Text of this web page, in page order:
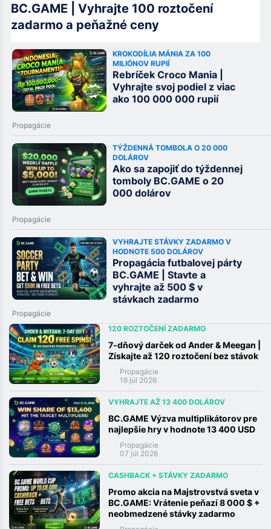
BC.GAME | Vyhrajte 100 roztočení
zadarmo a peňažné ceny
KROKODÍLIA MÁNIA ZA 100
MILIÓNOV RUPIÍ
Rebríček Croco Mania |
Vyhrajte svoj podiel z viac
ako 100 000 000 rupií
Propagácie
TÝŽDENNÁ TOMBOLA O 20 000
DOLÁROV
Ako sa zapojiť do týždennej
tomboly BC.GAME o 20
000 dolárov
Propagácie
VYHRAJTE STÁVKY ZADARMO V
HODNOTE 500 DOLÁROV
Propagácia futbalovej párty
BC.GAME | Stavte a
vyhrajte až 500 $ v
stávkach zadarmo
Propagácie
120 ROZTOČENÍ ZADARMO
7-dňový darček od Ander & Meegan |
Získajte až 120 roztočení bez stávok
Propagácie
18 júl 2026
VYHRAJTE AŽ 13 400 DOLÁROV
BC.GAME Výzva multiplikátorov pre
najlepšie hry v hodnote 13 400 USD
Propagácie
07 júl 2026
CASHBACK + STÁVKY ZADARMO
Promo akcia na Majstrovstvá sveta v
BC.GAME: Vrátenie peňazí 8 000 $ +
neobmedzené stávky zadarmo